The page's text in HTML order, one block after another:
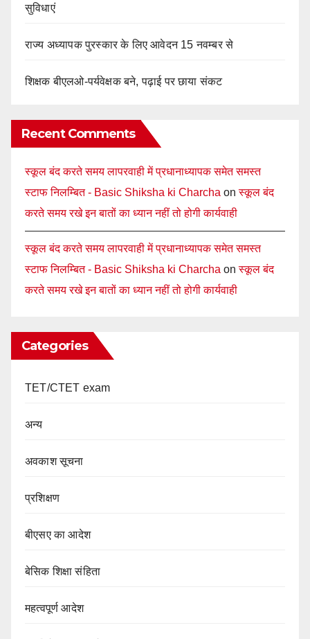
सुविधाएं
राज्य अध्यापक पुरस्कार के लिए आवेदन 15 नवम्बर से
शिक्षक बीएलओ-पर्यवेक्षक बने, पढ़ाई पर छाया संकट
Recent Comments
स्कूल बंद करते समय लापरवाही में प्रधानाध्यापक समेत समस्त
स्टाफ निलम्बित - Basic Shiksha ki Charcha onस्कूल बंद
करते समय रखे इन बातों का ध्यान नहीं तो होगी कार्यवाही
स्कूल बंद करते समय लापरवाही में प्रधानाध्यापक समेत समस्त
स्टाफ निलम्बित - Basic Shiksha ki Charcha onस्कूल बंद
करते समय रखे इन बातों का ध्यान नहीं तो होगी कार्यवाही
Categories
TET/CTET exam
अन्य
अवकाश सूचना
प्रशिक्षण
बीएसए का आदेश
बेसिक शिक्षा संहिता
महत्वपूर्ण आदेश